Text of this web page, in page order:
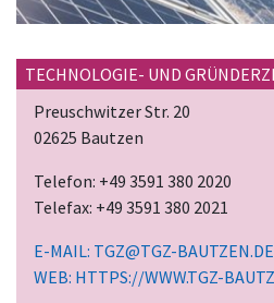
TECHNOLOGIE- UND
Preuschwitzer Str. 20
02625 Bautzen
Telefon: +49 3591 380 2020
Telefax: +49 3591 380 2021
E-MAIL: TGZ@TGZ-BAUTZEN.DE
WEB: HTTPS://WWW.TGZ-